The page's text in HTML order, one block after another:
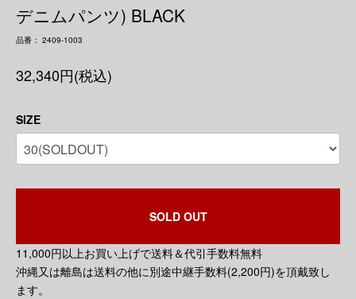
デニムパンツ) BLACK
品番： 2409-1003
32,340円(税込)
SIZE
SOLD OUT
11,000円以上お買い上げで送料＆代引手数料無料
沖縄又は離島は送料の他に別途中継手数料(2,200円)を頂戴致し
ます。